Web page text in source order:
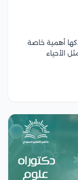
أهمية خاصة
الأحياء
والهندسة...